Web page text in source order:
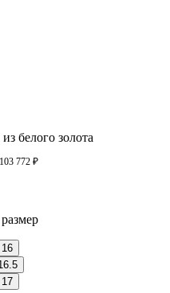
белого золота
772 ₽
16
17